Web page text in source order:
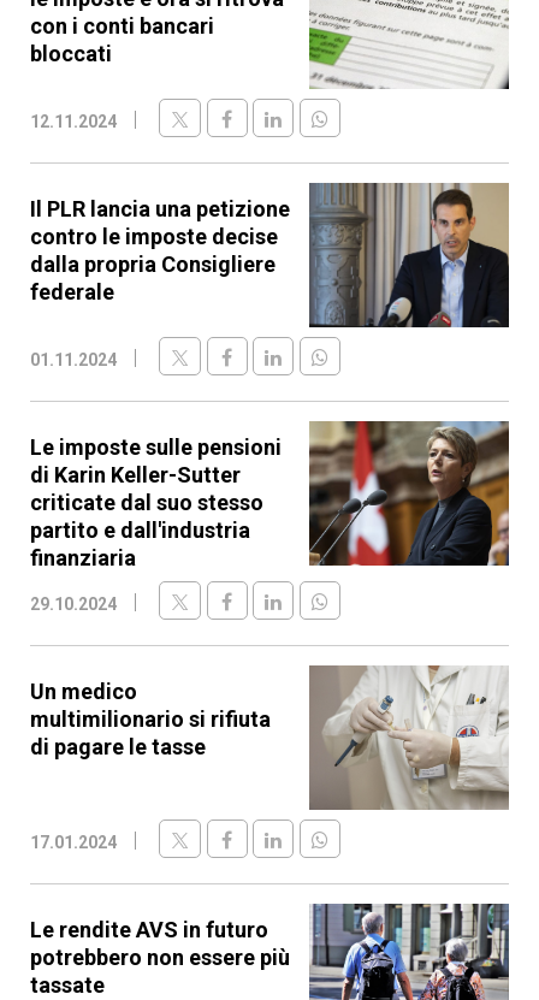
con i conti bancari
bloccati
12.11.2024
Il PLR lancia una petizione
contro le imposte decise
dalla propria Consigliere
federale
01.11.2024
Le imposte sulle pensioni
di Karin Keller-Sutter
criticate dal suo stesso
partito e dall'industria
finanziaria
29.10.2024
Un medico
multimilionario si rifiuta
di pagare le tasse
17.01.2024
Le rendite AVS in futuro
potrebbero non essere più
tassate